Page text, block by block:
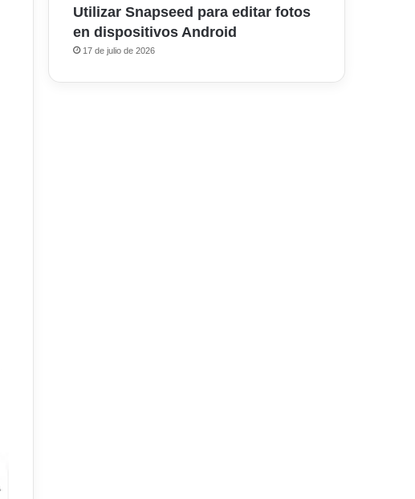
Utilizar Snapseed para editar fotos
en dispositivos Android
17 de julio de 2026